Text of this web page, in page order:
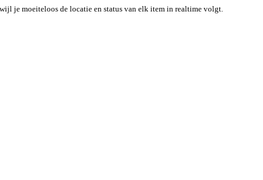
terwijl je moeiteloos de locatie en status van elk